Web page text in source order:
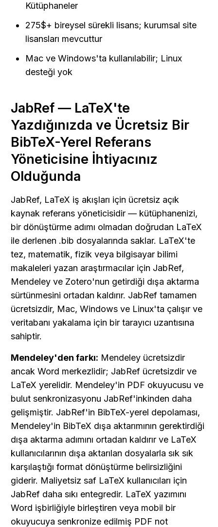
Kütüphaneler
275$+ bireysel sürekli lisans; kurumsal site
lisansları mevcuttur
Mac ve Windows'ta kullanılabilir; Linux
desteği yok
JabRef — LaTeX'te
Yazdığınızda ve Ücretsiz Bir
BibTeX-Yerel Referans
Yöneticisine İhtiyacınız
Olduğunda
JabRef, LaTeX iş akışları için ücretsiz açık
kaynak referans yöneticisidir — kütüphanenizi,
bir dönüştürme adımı olmadan doğrudan LaTeX
ile derlenen .bib dosyalarında saklar. LaTeX'te
tez, matematik, fizik veya bilgisayar bilimi
makaleleri yazan araştırmacılar için JabRef,
Mendeley ve Zotero'nun getirdiği dışa aktarma
sürtünmesini ortadan kaldırır. JabRef tamamen
ücretsizdir, Mac, Windows ve Linux'ta çalışır ve
veritabanı yakalama için bir tarayıcı uzantısına
sahiptir.
Mendeley'den farkı: Mendeley ücretsizdir
ancak Word merkezlidir; JabRef ücretsizdir ve
LaTeX yerelidir. Mendeley'in PDF okuyucusu ve
bulut senkronizasyonu JabRef'inkinden daha
gelişmiştir. JabRef'in BibTeX-yerel depolaması,
Mendeley'in BibTeX dışa aktarımının gerektirdiği
dışa aktarma adımını ortadan kaldırır ve LaTeX
kullanıcılarının dışa aktarılan dosyalarla sık sık
karşılaştığı format dönüştürme belirsizliğini
giderir. Maliyetsiz saf LaTeX kullanıcıları için
JabRef daha sıkı entegredir. LaTeX yazımını
Word işbirliğiyle birleştiren veya mobil bir
okuyucuya senkronize edilmiş PDF not